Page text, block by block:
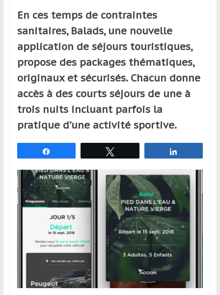
voyageurs
ponctuels
réguliers,
pratiquants,
passionnés
simples
spectateurs
de
qui
se
déplacent
France
assouvir
tout
En ces temps de contraintes
sanitaires, Balads, une nouvelle
application de séjours touristiques,
propose des packages thématiques,
originaux et sécurisés. Chacun donne
accès à des courts séjours de une à
trois nuits incluant parfois la
pratique d’une activité sportive.